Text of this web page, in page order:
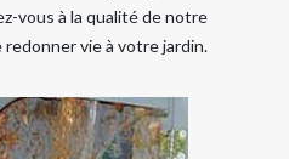
vous à la qualité de notre
vie à votre jardin.